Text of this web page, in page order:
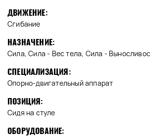
ДВИЖЕНИЕ:
Сгибание
НАЗНАЧЕНИЕ:
Сила, Сила - Вес тела, Сила -
СПЕЦИАЛИЗАЦИЯ:
Опорно-двигательный аппарат
ПОЗИЦИЯ:
Сидя на стуле
ОБОРУДОВАНИЕ: